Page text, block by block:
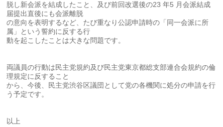
脱し新会派を結成したこと、及び前回改選後の23 年5 月会派結成
届提出直後にも会派離脱
の意向を表明するなど、たび重なり公認申請時の「同一会派に所
属」という誓約に反する行
動を起こしたことは大きな問題です。
両議員の行動は民主党規約及び民主党東京都総支部連合会規約の倫
理規定に反すること
から、今後、民主党渋谷区議団として党の各機関に処分の申請を行
う予定です。
以上